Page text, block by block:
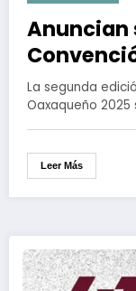
Anuncian
La segunda
Oaxaqueño
Leer Más